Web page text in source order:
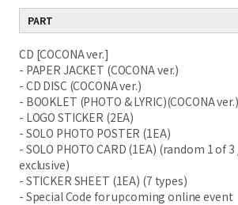
PART
CD [COCONA ver.]
- PAPER JACKET (COCONA ver.)
- CD DISC (COCONA ver.)
- BOOKLET (PHOTO & LYRIC)(COCONA ver.)
- LOGO STICKER (2EA)
- SOLO PHOTO POSTER (1EA)
- SOLO PHOTO CARD (1EA) (random 1 of 3
exclusive)
- STICKER SHEET (1EA) (7 types)
- Special Code for upcoming online event